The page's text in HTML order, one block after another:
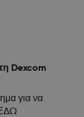
Dexcom
για να
ΕΔΩ